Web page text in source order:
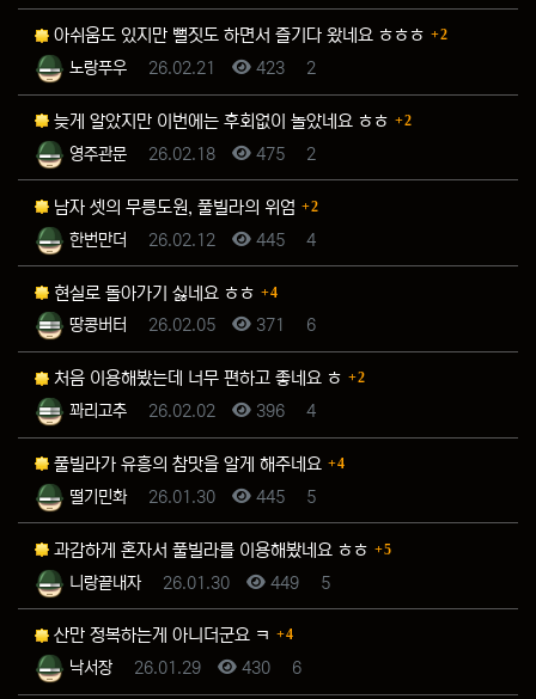
아쉬움도 있지만 뻘짓도 하면서 즐기다 왔네요 ㅎㅎㅎ 댓글
2
등록자노랑푸우 등록일
26.02.21 조회
423 추천
2
늦게 알았지만 이번에는 후회없이 놀았네요 ㅎㅎ 댓글
2
등록자영주관문 등록일
26.02.18 조회
475 추천
2
남자 셋의 무릉도원, 풀빌라의 위엄 댓글
2
등록자한번만더 등록일
26.02.12 조회
445 추천
4
현실로 돌아가기 싫네요 ㅎㅎ 댓글
4
등록자땅콩버터 등록일
26.02.05 조회
371 추천
6
처음 이용해봤는데 너무 편하고 좋네요 ㅎ 댓글
2
등록자꽈리고추 등록일
26.02.02 조회
396 추천
4
풀빌라가 유흥의 참맛을 알게 해주네요 댓글
4
등록자떨기민화 등록일
26.01.30 조회
445 추천
5
과감하게 혼자서 풀빌라를 이용해봤네요 ㅎㅎ 댓글
5
등록자니랑끝내자 등록일
26.01.30 조회
449 추천
5
산만 정복하는게 아니더군요 ㅋ 댓글
4
등록자낙서장 등록일
26.01.29 조회
430 추천
6